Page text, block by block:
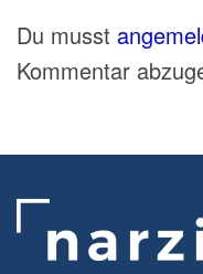
Du musst
Kommentar